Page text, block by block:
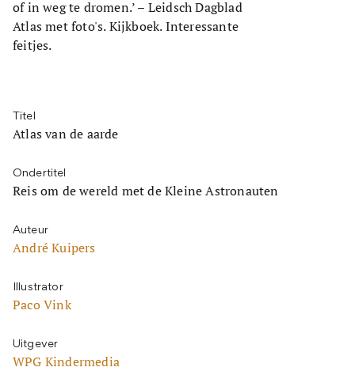
of in weg te dromen.’ – Leidsch Dagblad
Atlas met foto's. Kijkboek. Interessante
feitjes.
Titel
Atlas van de aarde
Ondertitel
Reis om de wereld met de Kleine Astronauten
Auteur
André Kuipers
Illustrator
Paco Vink
Uitgever
WPG Kindermedia